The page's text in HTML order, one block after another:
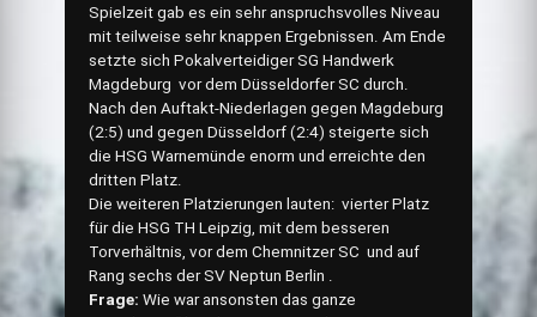
Spielzeit gab es ein sehr anspruchsvolles Niveau
mit teilweise sehr knappen Ergebnissen. Am Ende
setzte sich Pokalverteidiger SG Handwerk
Magdeburg vor dem Düsseldorfer SC durch.
Nach den Auftakt-Niederlagen gegen Magdeburg
(2:5) und gegen Düsseldorf (2:4) steigerte sich
die HSG Warnemünde enorm und erreichte den
dritten Platz.
Die weiteren Platzierungen lauten: vierter Platz
für die HSG TH Leipzig, mit dem besseren
Torverhältnis, vor dem Chemnitzer SC und auf
Rang sechs der SV Neptun Berlin .
Frage: Wie war ansonsten das ganze